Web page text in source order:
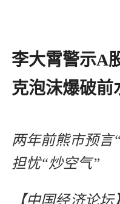
李大霄警示A
克泡沫爆破前
两年前熊市预言
担忧“炒空气”
【中国经济论